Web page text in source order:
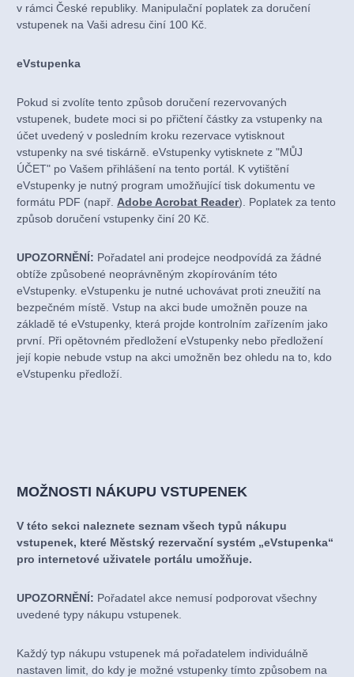
v rámci České republiky. Manipulační poplatek za doručení
vstupenek na Vaši adresu činí 100 Kč.
eVstupenka
Pokud si zvolíte tento způsob doručení rezervovaných
vstupenek, budete moci si po přičtení částky za vstupenky na
účet uvedený v posledním kroku rezervace vytisknout
vstupenky na své tiskárně. eVstupenky vytisknete z "MŮJ
ÚČET" po Vašem přihlášení na tento portál. K vytištění
eVstupenky je nutný program umožňující tisk dokumentu ve
formátu PDF (např. Adobe Acrobat Reader). Poplatek za tento
způsob doručení vstupenky činí 20 Kč.
UPOZORNĚNÍ: Pořadatel ani prodejce neodpovídá za žádné
obtíže způsobené neoprávněným zkopírováním této
eVstupenky. eVstupenku je nutné uchovávat proti zneužití na
bezpečném místě. Vstup na akci bude umožněn pouze na
základě té eVstupenky, která projde kontrolním zařízením jako
první. Při opětovném předložení eVstupenky nebo předložení
její kopie nebude vstup na akci umožněn bez ohledu na to, kdo
eVstupenku předloží.
MOŽNOSTI NÁKUPU VSTUPENEK
V této sekci naleznete seznam všech typů nákupu
vstupenek, které Městský rezervační systém „eVstupenka“
pro internetové uživatele portálu umožňuje.
UPOZORNĚNÍ: Pořadatel akce nemusí podporovat všechny
uvedené typy nákupu vstupenek.
Každý typ nákupu vstupenek má pořadatelem individuálně
nastaven limit, do kdy je možné vstupenky tímto způsobem na